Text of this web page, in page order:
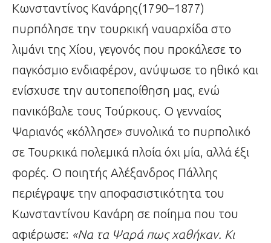
Κωνσταντίνος Κανάρης(1790–1877)
πυρπόλησε την τουρκική ναυαρχίδα στο
λιμάνι της Χίου, γεγονός που προκάλεσε το
παγκόσμιο ενδιαφέρον, ανύψωσε το ηθικό και
ενίσχυσε την αυτοπεποίθηση μας, ενώ
πανικόβαλε τους Τούρκους. Ο γενναίος
Ψαριανός «κόλλησε» συνολικά το πυρπολικό
σε Τουρκικά πολεμικά πλοία όχι μία, αλλά έξι
φορές. Ο ποιητής Αλέξανδρος Πάλλης
περιέγραψε την αποφασιστικότητα του
Κωνσταντίνου Κανάρη σε ποίημα που του
αφιέρωσε: «Να τα Ψαρά πως χαθήκαν. Κι